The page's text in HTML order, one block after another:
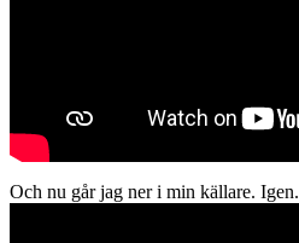
Och nu går jag ner i min källare. Igen.